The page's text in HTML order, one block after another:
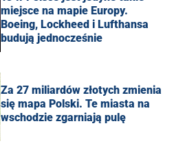
miejsce na mapie Europy.
Boeing, Lockheed i Lufthansa
budują jednocześnie
Za 27 miliardów złotych zmienia
się mapa Polski. Te miasta na
wschodzie zgarniają pulę